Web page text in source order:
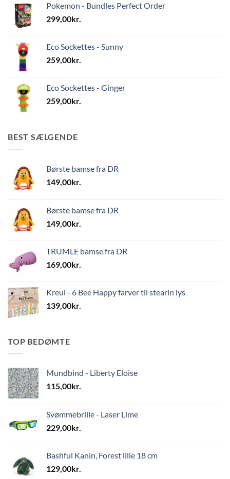
Pokemon - Bundles Perfect Order
299,00kr.
Eco Sockettes - Sunny
259,00kr.
Eco Sockettes - Ginger
259,00kr.
BEST SÆLGENDE
Børste bamse fra DR
149,00kr.
Børste bamse fra DR
149,00kr.
TRUMLE bamse fra DR
169,00kr.
Kreul - 6 Bee Happy farver til stearin lys
139,00kr.
TOP BEDØMTE
Mundbind - Liberty Eloise
115,00kr.
Svømmebrille - Laser Lime
229,00kr.
Bashful Kanin, Forest lille 18 cm
129,00kr.